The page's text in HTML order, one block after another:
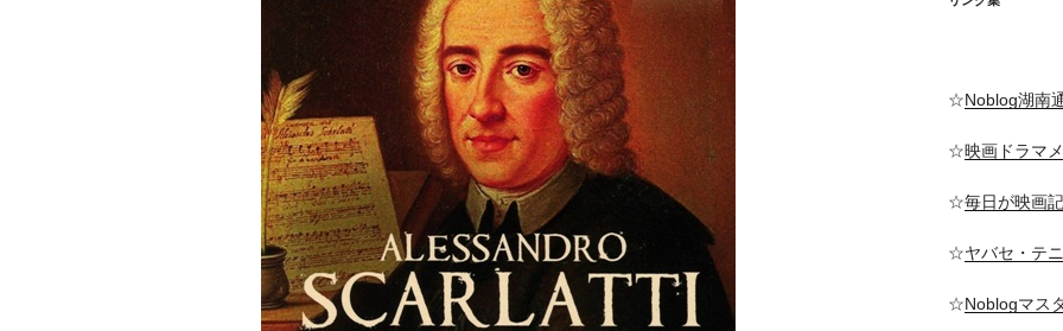
☆Noblog湖南
☆映画ドラマ
☆毎日が映画
☆ヤバセ・テ
☆Noblogマス